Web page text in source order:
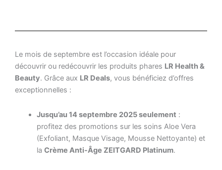
Le mois de septembre est l’occasion idéale pour
découvrir ou redécouvrir les produits phares LR Health &
Beauty. Grâce aux LR Deals, vous bénéficiez d’offres
exceptionnelles :
Jusqu’au 14 septembre 2025 seulement :
profitez des promotions sur les soins Aloe Vera
(Exfoliant, Masque Visage, Mousse Nettoyante) et
la Crème Anti-Âge ZEITGARD Platinum.